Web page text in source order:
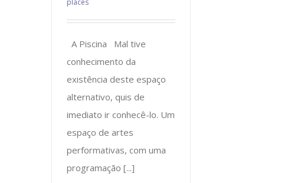
places
A Piscina Mal tive
conhecimento da
existência deste espaço
alternativo, quis de
imediato ir conhecê-lo. Um
espaço de artes
performativas, com uma
programação [...]